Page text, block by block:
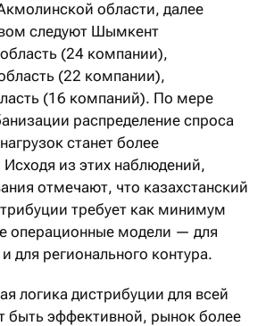
области, далее
следуют Шымкент
(24 компании),
(22 компании),
(16 компаний). По мере
распределение спроса
станет более
из этих наблюдений,
отмечают, что казахстанский
требует как минимум
операционные модели — для
для регионального контура.
логика дистрибуции для всей
быть эффективной, рынок более